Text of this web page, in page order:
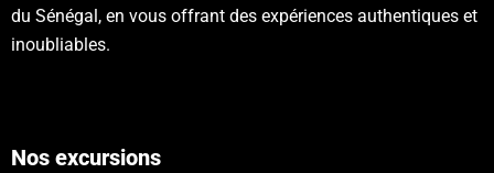
du Sénégal, en vous offrant des expériences authentiques et
inoubliables.
Nos excursions